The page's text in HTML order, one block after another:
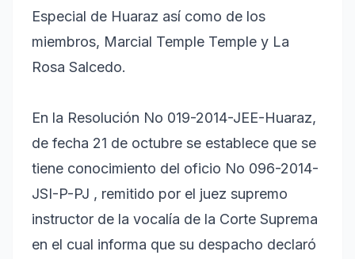
Especial de Huaraz así como de los
miembros, Marcial Temple Temple y La
Rosa Salcedo.
En la Resolución No 019-2014-JEE-Huaraz,
de fecha 21 de octubre se establece que se
tiene conocimiento del oficio No 096-2014-
JSI-P-PJ , remitido por el juez supremo
instructor de la vocalía de la Corte Suprema
en el cual informa que su despacho declaró